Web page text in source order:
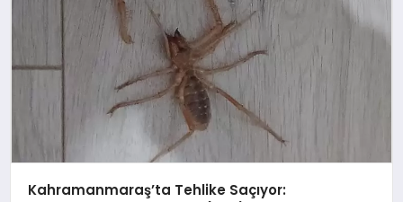
Kahramanmaraş’ta Tehlike Saçıyor: